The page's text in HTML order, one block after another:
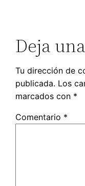
Deja
Tu dirección de
publicada. Los
marcados con *
Comentario *